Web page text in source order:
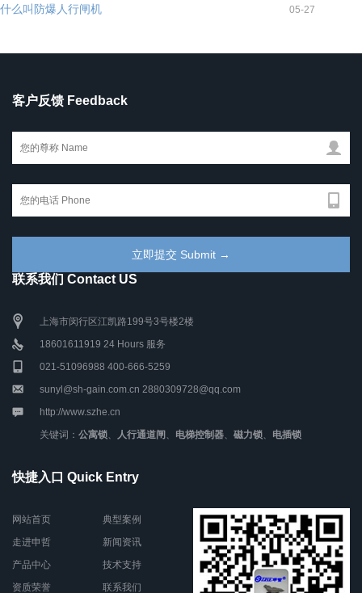
什么叫防爆人行闸机 05-27
客户反馈 Feedback
联系我们 Contact US
上海市闵行区江凯路199号3号楼2楼
18601611919 24 Hours 服务
021-51096988 400-666-5259
sunyl@sh-gain.com.cn 2880309728@qq.com
http://www.szhe.cn
关键词： 公寓锁 人行通道闸 电梯控制器 磁力锁 电插锁
快捷入口 Quick Entry
网站首页
走进申哲
产品中心
资质荣誉
典型案例
新闻资讯
技术支持
联系我们